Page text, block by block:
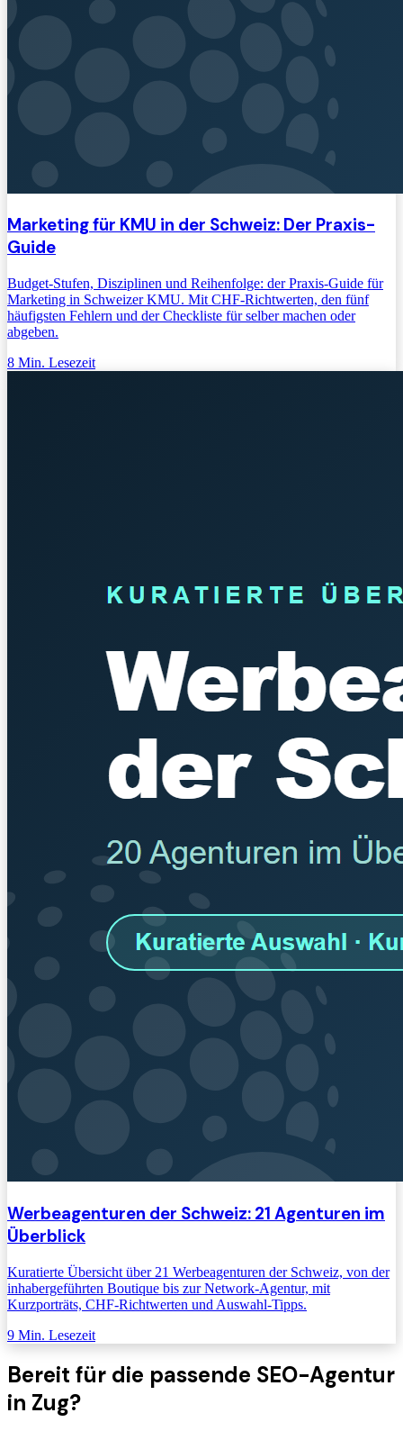
Marketing für KMU in der Schweiz: Der Praxis-
Guide
Budget-Stufen, Disziplinen und Reihenfolge: der Praxis-Guide für
Marketing in Schweizer KMU. Mit CHF-Richtwerten, den fünf
häufigsten Fehlern und der Checkliste für selber machen oder
abgeben.
8 Min. Lesezeit
Werbeagenturen der Schweiz: 21 Agenturen im
Überblick
Kuratierte Übersicht über 21 Werbeagenturen der Schweiz, von der
inhabergeführten Boutique bis zur Network-Agentur, mit
Kurzporträts, CHF-Richtwerten und Auswahl-Tipps.
9 Min. Lesezeit
Bereit für die passende SEO-Agentur
in Zug?